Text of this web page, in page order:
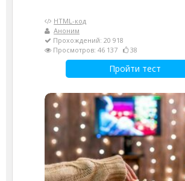
HTML-код
Аноним
Прохождений: 20 918
Просмотров: 46 137
38
Пройти тест